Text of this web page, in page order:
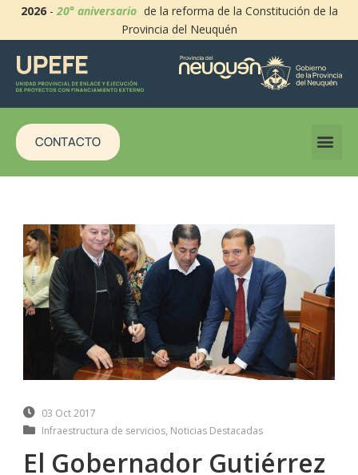
2026-20° aniversario de la reforma de la Constitución de la
Provincia del Neuquén
CONTACTO
03 Oct 2017
Infraestructura de servicios, Noticias Destacadas
El Gobernador Gutiérrez